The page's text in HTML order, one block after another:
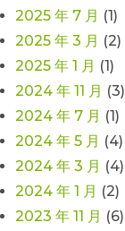
2025 年 7 月 (1)
2025 年 3 月 (2)
2025 年 1 月 (1)
2024 年 11 月 (3)
2024 年 7 月 (1)
2024 年 5 月 (4)
2024 年 3 月 (4)
2024 年 1 月 (2)
2023 年 11 月 (6)